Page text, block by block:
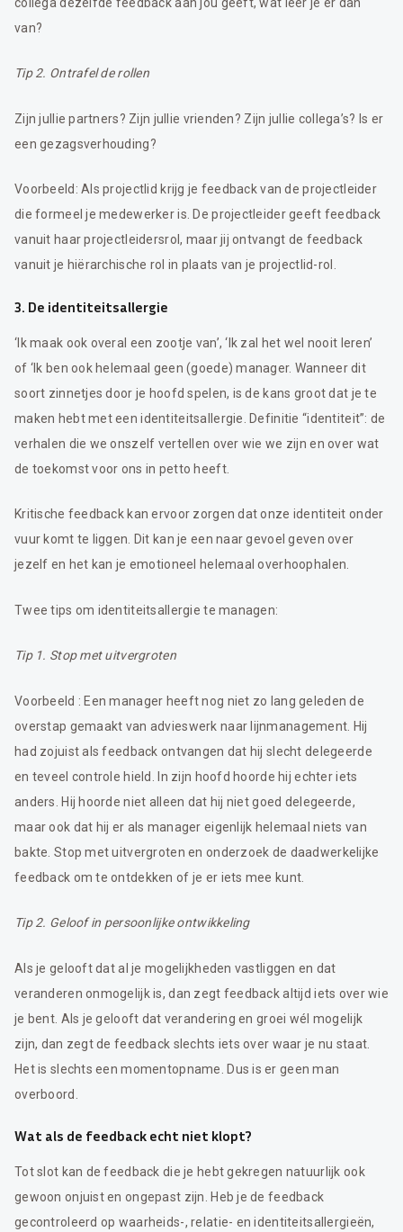
van?
Tip 2. Ontrafel de rollen
Zijn jullie partners? Zijn jullie vrienden? Zijn jullie collega’s? Is er
een gezagsverhouding?
Voorbeeld: Als projectlid krijg je feedback van de projectleider
die formeel je medewerker is. De projectleider geeft feedback
vanuit haar projectleidersrol, maar jij ontvangt de feedback
vanuit je hiërarchische rol in plaats van je projectlid-rol.
3. De identiteitsallergie
‘Ik maak ook overal een zootje van’, ‘Ik zal het wel nooit leren’
of ‘Ik ben ook helemaal geen (goede) manager. Wanneer dit
soort zinnetjes door je hoofd spelen, is de kans groot dat je te
maken hebt met een identiteitsallergie. Definitie “identiteit”: de
verhalen die we onszelf vertellen over wie we zijn en over wat
de toekomst voor ons in petto heeft.
Kritische feedback kan ervoor zorgen dat onze identiteit onder
vuur komt te liggen. Dit kan je een naar gevoel geven over
jezelf en het kan je emotioneel helemaal overhoophalen.
Twee tips om identiteitsallergie te managen:
Tip 1. Stop met uitvergroten
Voorbeeld : Een manager heeft nog niet zo lang geleden de
overstap gemaakt van advieswerk naar lijnmanagement. Hij
had zojuist als feedback ontvangen dat hij slecht delegeerde
en teveel controle hield. In zijn hoofd hoorde hij echter iets
anders. Hij hoorde niet alleen dat hij niet goed delegeerde,
maar ook dat hij er als manager eigenlijk helemaal niets van
bakte. Stop met uitvergroten en onderzoek de daadwerkelijke
feedback om te ontdekken of je er iets mee kunt.
Tip 2. Geloof in persoonlijke ontwikkeling
Als je gelooft dat al je mogelijkheden vastliggen en dat
veranderen onmogelijk is, dan zegt feedback altijd iets over wie
je bent. Als je gelooft dat verandering en groei wél mogelijk
zijn, dan zegt de feedback slechts iets over waar je nu staat.
Het is slechts een momentopname. Dus is er geen man
overboord.
Wat als de feedback echt niet klopt?
Tot slot kan de feedback die je hebt gekregen natuurlijk ook
gewoon onjuist en ongepast zijn. Heb je de feedback
gecontroleerd op waarheids-, relatie- en identiteitsallergieën,